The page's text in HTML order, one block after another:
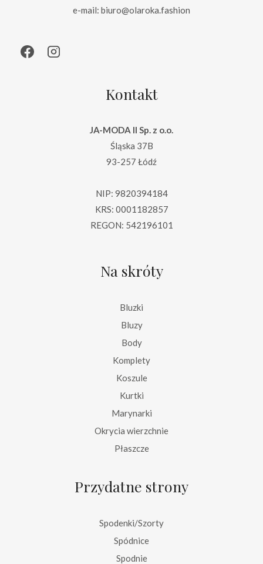
e-mail: biuro@olaroka.fashion
Kontakt
JA-MODA II Sp. z o.o.
Śląska 37B
93-257 Łódź
NIP: 9820394184
KRS: 0001182857
REGON: 542196101
Na skróty
Bluzki
Bluzy
Body
Komplety
Koszule
Kurtki
Marynarki
Okrycia wierzchnie
Płaszcze
Przydatne strony
Spodenki/Szorty
Spódnice
Spodnie